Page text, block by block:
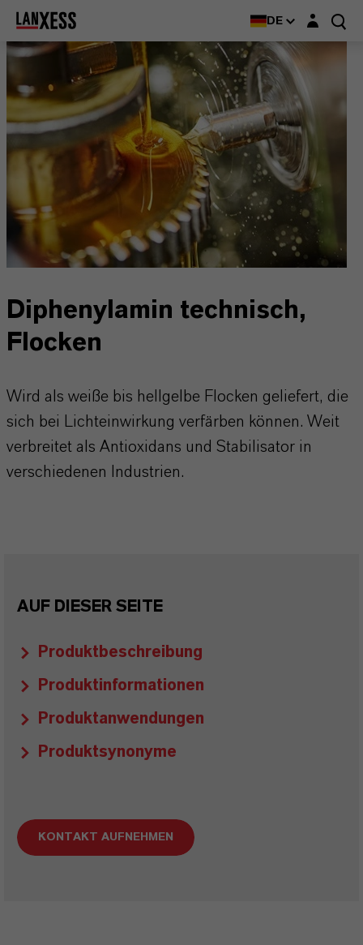
DE Login-Maske
Diphenylamin technisch,
Flocken
Wird als weiße bis hellgelbe Flocken geliefert, die
sich bei Lichteinwirkung verfärben können. Weit
verbreitet als Antioxidans und Stabilisator in
verschiedenen Industrien.
AUF DIESER SEITE
Produktbeschreibung
Produktinformationen
Produktanwendungen
Produktsynonyme
KONTAKT AUFNEHMEN